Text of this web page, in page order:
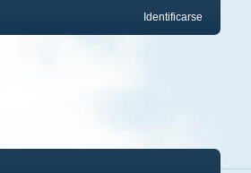
Identificarse